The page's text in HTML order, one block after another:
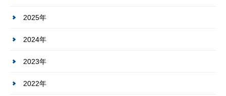
2025年
2024年
2023年
2022年